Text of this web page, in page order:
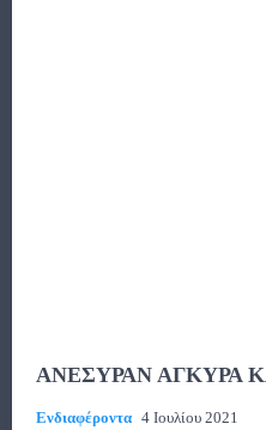
ΑΝΕΣΥΡΑΝ ΑΓΚΥΡΑ
Ενδιαφέροντα 4 Ιουλίου 2021